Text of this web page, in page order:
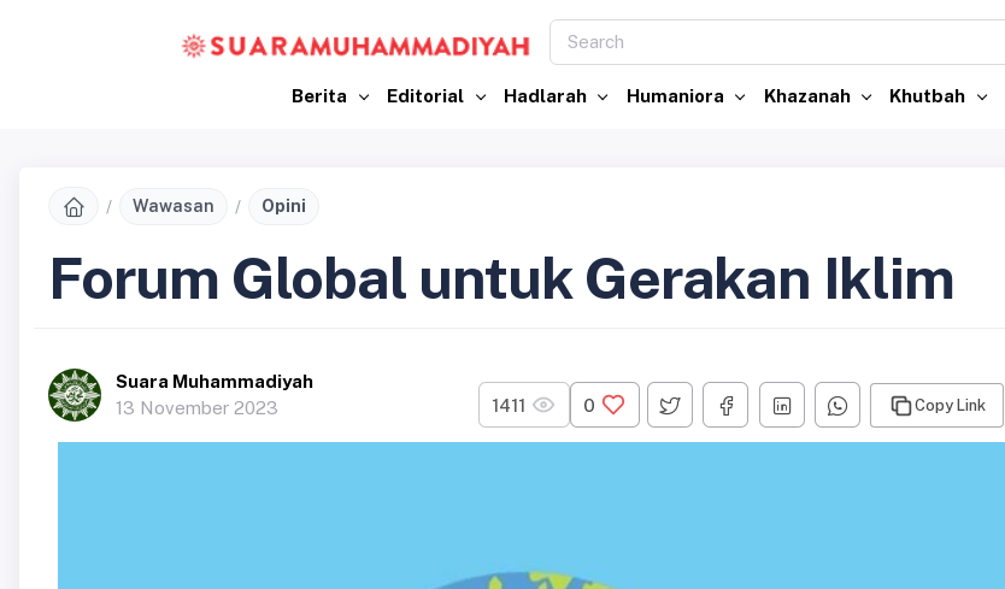
Berita Editorial Hadlarah Humaniora Khazanah Khutbah
Wawasan Opini
Forum Global untuk Gerakan Iklim
Suara Muhammadiyah
13 November 2023
1411 0 Copy Link